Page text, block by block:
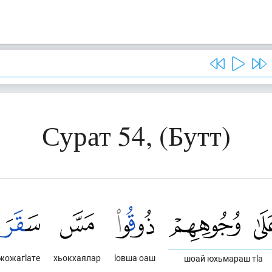
Сурат 54, (Бутт)
шоай юхьмараш тlа
lовша оаш
хьокхаялар